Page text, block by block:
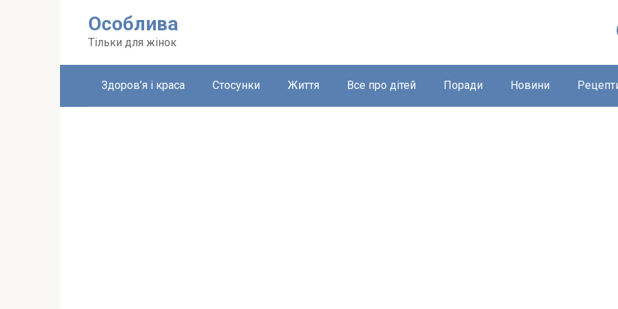
Особлива
Тільки для жінок
Здоров’я і краса Стосунки Життя Все про дітей Поради Новини